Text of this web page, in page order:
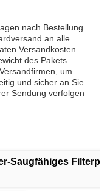
nach Bestellung
an alle
des Pakets
um
und sicher an Sie
Sendung verfolgen
Saugfähiges